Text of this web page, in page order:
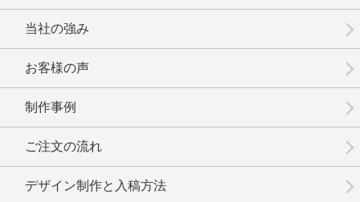
No.17-086
当社の強み
お客様の声
制作事例
ご注文の流れ
デザイン制作と入稿方法